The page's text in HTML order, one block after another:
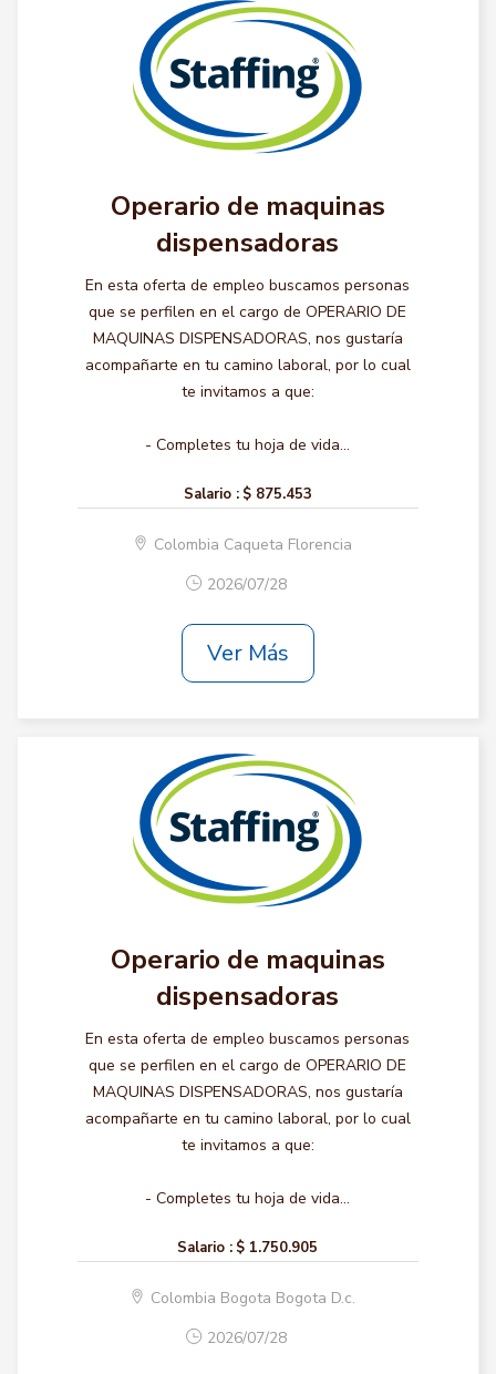
Operario de maquinas
dispensadoras
En esta oferta de empleo buscamos personas
que se perfilen en el cargo de OPERARIO DE
MAQUINAS DISPENSADORAS, nos gustaría
acompañarte en tu camino laboral, por lo cual
te invitamos a que:
- Completes tu hoja de vida...
Salario : $ 875.453
Colombia Caqueta Florencia
2026/07/28
Ver Más
Operario de maquinas
dispensadoras
En esta oferta de empleo buscamos personas
que se perfilen en el cargo de OPERARIO DE
MAQUINAS DISPENSADORAS, nos gustaría
acompañarte en tu camino laboral, por lo cual
te invitamos a que:
- Completes tu hoja de vida...
Salario : $ 1.750.905
Colombia Bogota Bogota D.c.
2026/07/28